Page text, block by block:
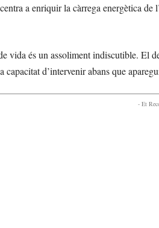
a enriquir la càrrega energètica
vida és un assoliment indiscutible.
capacitat d’intervenir abans que
- Et